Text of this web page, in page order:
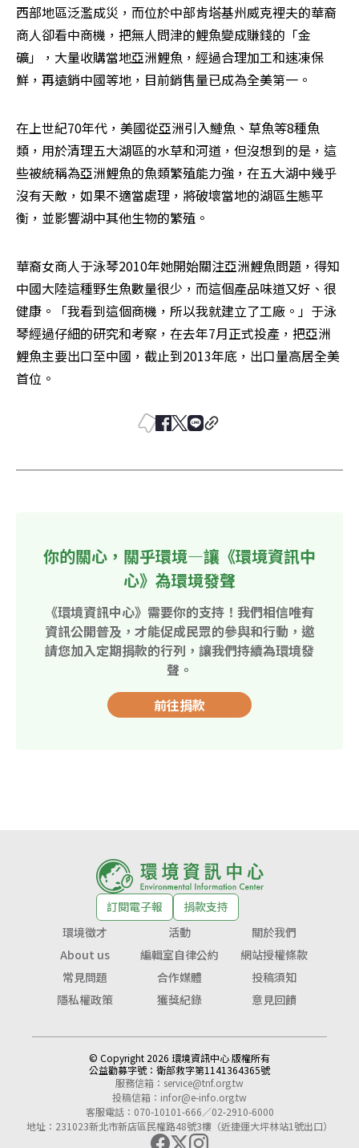
西部地區泛濫成災，而位於中部肯塔基州威克裡夫的華裔
商人卻看中商機，把無人問津的鯉魚變成賺錢的「金
礦」，大量收購當地亞洲鯉魚，經過合理加工和速凍保
鮮，再遠銷中國等地，目前銷售量已成為全美第一。
在上世紀70年代，美國從亞洲引入鰱魚、草魚等8種魚
類，用於清理五大湖區的水草和河道，但沒想到的是，這
些被統稱為亞洲鯉魚的魚類繁殖能力強，在五大湖中幾乎
沒有天敵，如果不適當處理，將破壞當地的湖區生態平
衡，並影響湖中其他生物的繁殖。
華裔女商人于泳琴2010年她開始關注亞洲鯉魚問題，得知
中國大陸這種野生魚數量很少，而這個產品味道又好、很
健康。「我看到這個商機，所以我就建立了工廠。」于泳
琴經過仔細的研究和考察，在去年7月正式投產，把亞洲
鯉魚主要出口至中國，截止到2013年底，出口量高居全美
首位。
你的關心，關乎環境—讓《環境資訊中
心》為環境發聲
《環境資訊中心》需要你的支持！我們相信唯有
資訊公開普及，才能促成民眾的參與和行動，邀
請您加入定期捐款的行列，讓我們持續為環境發
聲。
前往捐款
訂閱電子報
捐款支持
環境徵才
活動
關於我們
About us
編輯室自律公約
網站授權條款
常見問題
合作媒體
投稿須知
隱私權政策
獲獎紀錄 意見回饋
© Copyright 2026 環境資訊中心 版權所有
公益勸募字號： 衛部救字第1141364365號
服務信箱： service@tnf.org.tw
投稿信箱： infor@e-info.org.tw
客服電話：070-10101-666／02-2910-6000
地址：231023新北市新店區民權路48號3樓（近捷運大坪林站1號出口）